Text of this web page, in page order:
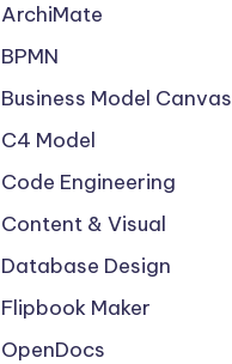
ArchiMate
BPMN
Business Model Canvas
C4 Model
Code Engineering
Content & Visual
Database Design
Flipbook Maker
OpenDocs